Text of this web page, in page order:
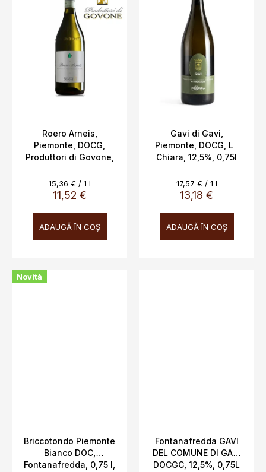
Roero Arneis,
Piemonte, DOCG,
Produttori di Govone,
11,52 €
Evaluare
preţ:
15,36 € / 1 l
ADAUGĂ ÎN COŞ
Gavi di Gavi,
Piemonte, DOCG, La
Chiara, 12,5%, 0,75l
13,18 €
Evaluare
preţ:
17,57 € / 1 l
ADAUGĂ ÎN COŞ
Novità
Briccotondo Piemonte
Bianco DOC,
Fontanafredda, 0,75 l,
Fontanafredda GAVI
DEL COMUNE DI GAVI
DOCGC, 12,5%, 0,75L